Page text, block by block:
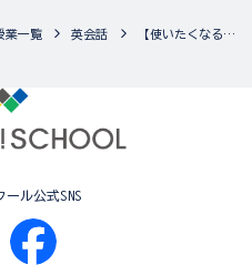
業一覧 英会話 【使いたくなるイマドキ英会話】015：さっぱりわからない
ール公式SNS